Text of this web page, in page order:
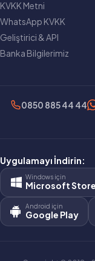
KVKK Metni
WhatsApp KVKK
Geliştirici & API
Banka Bilgilerimiz
0850 885 44 44
Uygulamayı İndirin:
Windows için
Microsoft Store
Android için
Google Play